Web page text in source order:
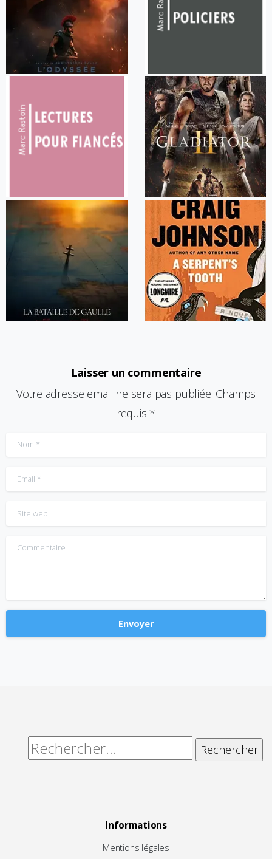
Laisser un commentaire
Votre adresse email ne sera pas publiée. Champs
requis *
Nom*
Email*
Site web
Commentaire
Rechercher :
Informations
Mentions légales